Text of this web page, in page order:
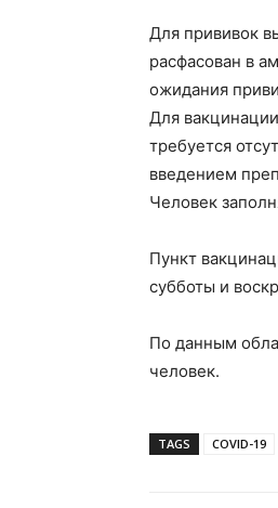
Для прививок
расфасован в
ожидания
Для
требуется
введением
Человек
Пункт
субботы и
По данным
человек.
TAGS COVID-19